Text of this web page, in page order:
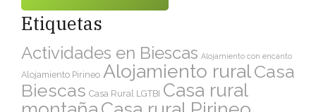
Etiquetas
Actividades en Biescas Alojamiento con encanto
Alojamiento Pirineo Alojamiento ruralCasa
Biescas Casa Rural LGTBI Casa rural